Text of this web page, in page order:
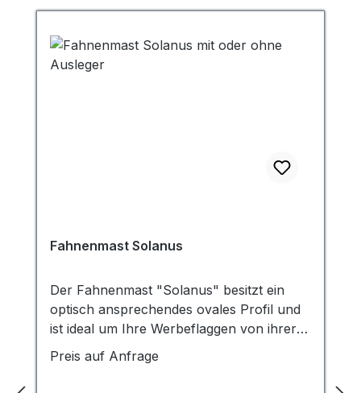
Verschraubung möglich Mastneigung bis
Aluminium-Fahnenmasten - Edelstahl-
Fahnenmasten - GFK-Fahnenmasten Bitte
Fahnenmast Solanus
Der Fahnenmast "Solanus" besitzt ein
optisch ansprechendes ovales Profil und
ist ideal um Ihre Werbeflaggen von ihrer
besten Seite zu zeigen. Der silbereloxierte
Aluminiummast (Ø 160 x 130 mm) ist in
Preis auf Anfrage